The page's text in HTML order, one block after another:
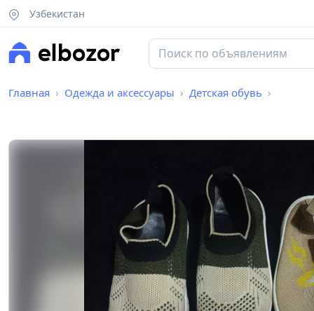
Узбекистан
Главная Одежда и аксессуары Детская обувь